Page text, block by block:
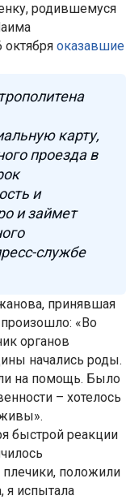
родившемуся
оказавшие
карту,
проезда в
и
и займет
службе
принявшая
«Во
органов
начались роды.
на помощь. Было
– хотелось
быстрой реакции
плечики, положили
я испытала